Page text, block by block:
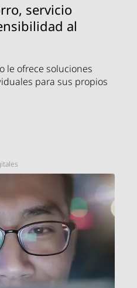
servicio
al
le ofrece soluciones
para sus propios